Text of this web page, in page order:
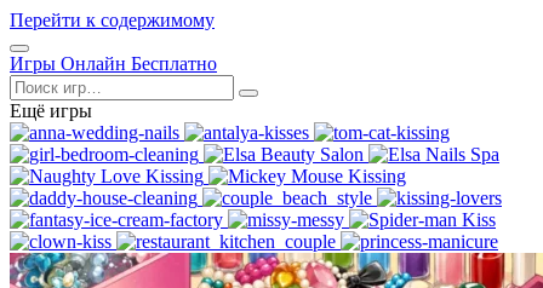
Перейти к содержимому
Открыть
меню
Игры Онлайн Бесплатно
Поиск
Ещё игры